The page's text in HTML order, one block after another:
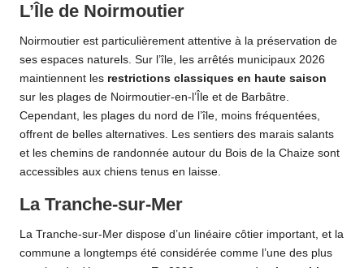
L’Île de Noirmoutier
Noirmoutier est particulièrement attentive à la préservation de
ses espaces naturels. Sur l’île, les arrêtés municipaux 2026
maintiennent les restrictions classiques en haute saison
sur les plages de Noirmoutier-en-l’Île et de Barbâtre.
Cependant, les plages du nord de l’île, moins fréquentées,
offrent de belles alternatives. Les sentiers des marais salants
et les chemins de randonnée autour du Bois de la Chaize sont
accessibles aux chiens tenus en laisse.
La Tranche-sur-Mer
La Tranche-sur-Mer dispose d’un linéaire côtier important, et la
commune a longtemps été considérée comme l’une des plus